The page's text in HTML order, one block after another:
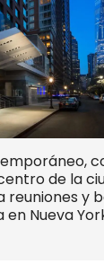
de la
y
Nueva